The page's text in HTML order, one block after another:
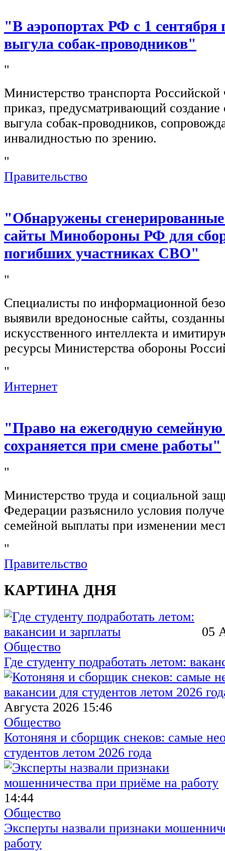
"В аэропортах РФ с 1 сентября
выгула собак-проводников"
"
Министерство транспорта
приказ, предусматривающий создание
выгула собак-проводников,
инвалидностью по зрению.
"
Правительство
"Обнаружены
сайты Минобороны РФ для
погибших участниках СВО"
"
Специалисты по информационной
выявили вредоносные сайты,
искусственного интеллекта и
ресурсы Министерства обороны
"
Интернет
"Право на ежегодную
сохраняется при смене работы"
"
Министерство труда и социальной
Федерации разъяснило условия
семейной выплаты при изменении
"
Правительство
КАРТИНА ДНЯ
05
Общество
Где студенту подработать летом:
Августа 2026 15:46
Общество
Котоняня и сборщик снеков: самые
студентов летом 2026 года
14:44
Общество
Эксперты назвали признаки
работу